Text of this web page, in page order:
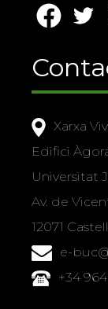
Xarxa
Edifici
Universitat
Av. de
12071
e-
+34